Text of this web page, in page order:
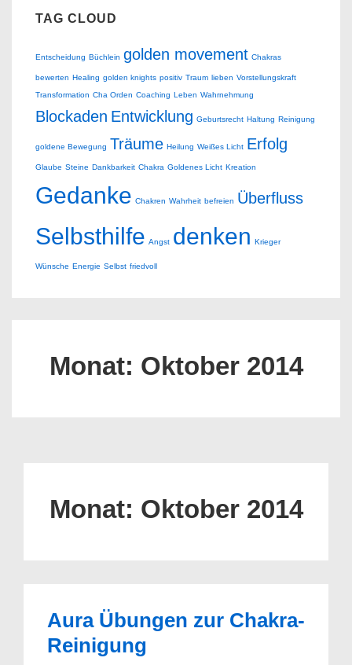
TAG CLOUD
Entscheidung Büchlein golden movement Chakras
bewerten Healing golden knights positiv Traum lieben Vorstellungskraft
Transformation Cha Orden Coaching Leben Wahrnehmung
Blockaden Entwicklung Geburtsrecht Haltung Reinigung
goldene Bewegung Träume Heilung Weißes Licht Erfolg
Glaube Steine Dankbarkeit Chakra Goldenes Licht Kreation
Gedanke Chakren Wahrheit befreien Überfluss
Selbsthilfe Angst denken Krieger
Wünsche Energie Selbst friedvoll
Monat: Oktober 2014
Monat: Oktober 2014
Aura Übungen zur Chakra-
Reinigung